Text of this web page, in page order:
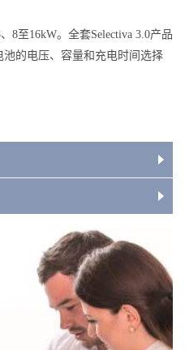
8至16kW。全套Selectiva 3.0产品
的电压、容量和充电时间选择